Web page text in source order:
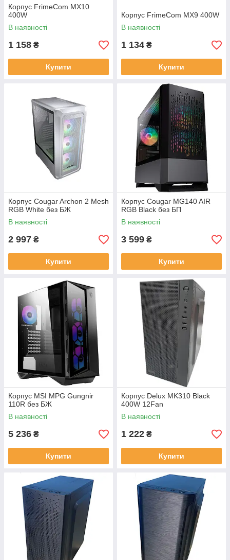
Корпус FrimeCom MX10
400W
В наявності
1 158 ₴
Купити
Корпус FrimeCom MX9 400W
В наявності
1 134 ₴
Купити
Корпус Cougar Archon 2 Mesh
RGB White без БЖ
В наявності
2 997 ₴
Купити
Корпус Cougar MG140 AIR
RGB Black без БП
В наявності
3 599 ₴
Купити
Корпус MSI MPG Gungnir
110R без БЖ
В наявності
5 236 ₴
Купити
Корпус Delux MK310 Black
400W 12Fan
В наявності
1 222 ₴
Купити